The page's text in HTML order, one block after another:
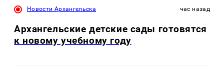
Новости Архангельска час назад
Архангельские детские сады готовятся
к новому учебному году